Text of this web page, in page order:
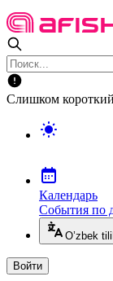
Слишком
Календарь
События по
O’zbek tili
Войти